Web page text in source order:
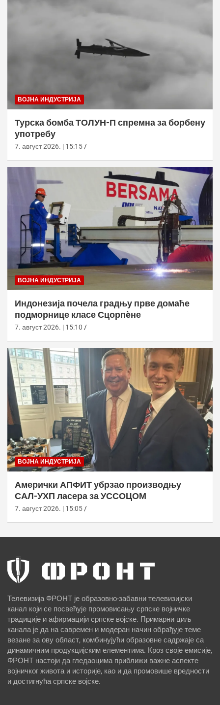
ВОЈНА ИНДУСТРИЈА
Турска бомба ТОЛУН-П спремна за борбену
употребу
7. август 2026. | 15:15
ВОЈНА ИНДУСТРИЈА
Индонезија почела градњу прве домаће
подморнице класе Сцорпèне
7. август 2026. | 15:10
ВОЈНА ИНДУСТРИЈА
Амерички АПФИТ убрзао производњу
САЛ-УХП ласера за УССОЦОМ
7. август 2026. | 15:05
Телевизија ФРОНТ је образовно-забавни телевизијски
канал који се посвећује промовисању српске војничке
традиције и афирмацији српске војске. Примарни циљ
канала је да на савремен и модеран начин обрађује теме
везане за ову област, комбинујући образовне садржаје са
динамичним продукцијским елементима. Кроз своје емисије,
ФРОНТ настоји да гледаоцима приближи важне аспекте
војничког живота и историје, као и да промовише вредности
и достигнућа српске војске.